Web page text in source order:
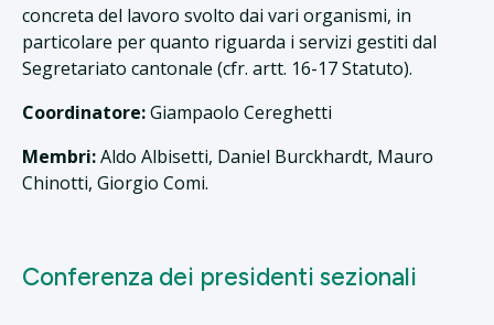
concreta del lavoro svolto dai vari organismi, in
particolare per quanto riguarda i servizi gestiti dal
Segretariato cantonale (cfr. artt. 16-17 Statuto).
Coordinatore:Giampaolo Cereghetti
Membri:Aldo Albisetti, Daniel Burckhardt, Mauro
Chinotti, Giorgio Comi.
Conferenza dei presidenti sezionali